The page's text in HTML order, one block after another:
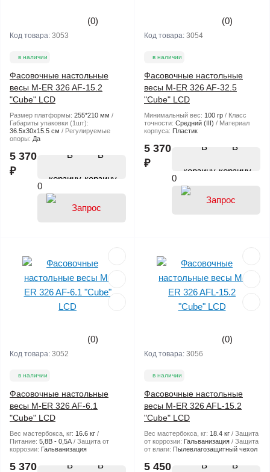
(0)
Код товара: 3053
в наличии
Фасовочные настольные
весы M-ER 326 AF-15.2
"Cube" LCD
Размер платформы: 255*210 мм
Габариты упаковки (1шт):
36.5х30х15.5 см
Регулируемые
опоры: Да
5 370
₽
В
корзину
0
(0)
Код товара: 3054
в наличии
Фасовочные настольные
весы M-ER 326 AF-32.5
"Cube" LCD
Минимальный вес: 100 гр
Класс
точности: Средний (III)
Материал
корпуса: Пластик
5 370
₽
В
корзину
0
(0)
Код товара: 3052
в наличии
Фасовочные настольные
весы M-ER 326 AF-6.1
"Cube" LCD
Вес мастербокса, кг: 16.6 кг
Питание: 5,8В - 0,5А
Защита от
коррозии: Гальванизация
5 370 В
(0)
Код товара: 3056
в наличии
Фасовочные настольные
весы M-ER 326 AFL-15.2
"Cube" LCD
Вес мастербокса, кг: 18.4 кг
Защита
от коррозии: Гальванизация
Защита
от влаги: Пылевлагозащитный чехол
5 450 В